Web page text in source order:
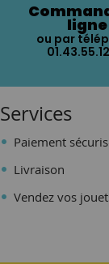
ligne
ou par
Services
Paiement
Livraison
Vendez vos